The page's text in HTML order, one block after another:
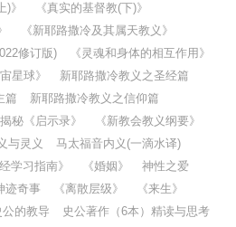
)》
《真实的基督教(下)》
《新耶路撒冷及其属天教义》
修订版)
《灵魂和身体的相互作用》
星球》
新耶路撒冷教义之圣经篇
篇
新耶路撒冷教义之信仰篇
揭秘《启示录》
《新教会教义纲要》
与灵义
马太福音内义(一滴水译)
学习指南》 《婚姻》
神性之爱
迹奇事 《离散层级》
《来生》
的教导 史公著作（6本）精读与思考